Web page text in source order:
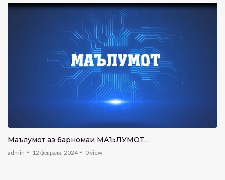
Маълумот аз барномаи МАЪЛУМОТ…
admin 12 февраля, 2024 0view